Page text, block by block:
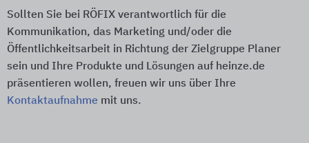
Sollten Sie bei RÖFIX verantwortlich für die
Kommunikation, das Marketing und/oder die
Öffentlichkeitsarbeit in Richtung der Zielgruppe Planer
sein und Ihre Produkte und Lösungen auf heinze.de
präsentieren wollen, freuen wir uns über Ihre
Kontaktaufnahme mit uns.